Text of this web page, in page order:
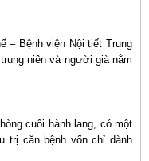
– Bệnh viện Nội tiết Trung
niên và người già nằm
cuối hành lang, có một
trị căn bệnh vốn chỉ dành